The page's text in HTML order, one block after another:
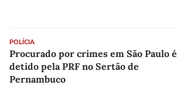
POLÍCIA
Procurado por crimes em São Paulo é
detido pela PRF no Sertão de
Pernambuco